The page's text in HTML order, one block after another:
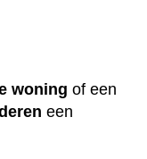
woning of een
een